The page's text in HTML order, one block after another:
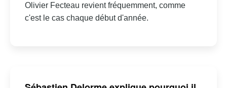
Olivier Fecteau revient fréquemment, comme
c'est le cas chaque début d'année.